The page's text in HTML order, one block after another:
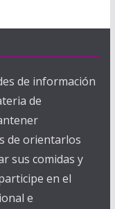
de información
de
de orientarlos
sus comidas y
en el
e